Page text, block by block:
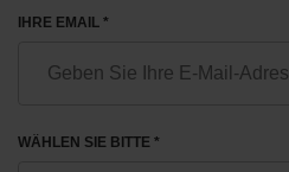
IHRE EMAIL *
WÄHLEN SIE BITTE *